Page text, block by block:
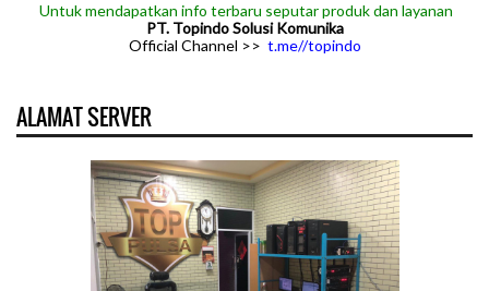
Untuk mendapatkan info terbaru seputar produk dan layanan
PT. Topindo Solusi Komunika
Official Channel >> t.me//topindo
ALAMAT SERVER